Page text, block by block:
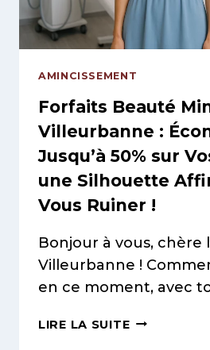
ROUTINE
?
AMINCISSEMENT
Forfaits Beauté
Villeurbanne :
Jusqu’à 50% sur
une Silhouette
Vous Ruiner !
Bonjour à vous, chère
Villeurbanne !
en ce moment, avec
LIRE LA SUITEFORFAITS